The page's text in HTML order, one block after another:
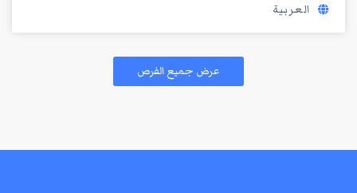
العربية
عرض جميع الفرص